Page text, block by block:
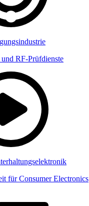
RF-Prüfdienste
für Consumer Electronics